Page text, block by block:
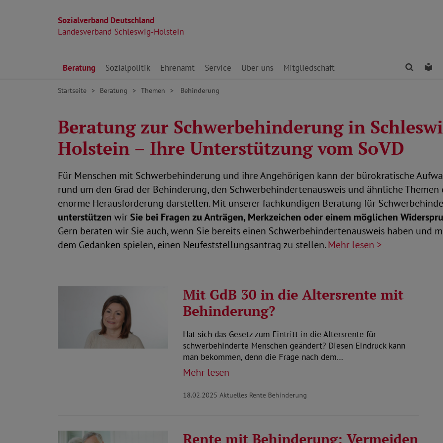
Sozialverband Deutschland
Landesverband Schleswig-Holstein
Direkt zu den Inhalten springen
Beratung Sozialpolitik Ehrenamt Service Über uns Mitgliedschaft Finden
Startseite Beratung Themen Behinderung
Beratung zur Schwerbehinderung in
Holstein – Ihre Unterstützung vom SoVD
Für Menschen mit Schwerbehinderung und ihre Angehörigen kann der bürokratische
rund um den Grad der Behinderung, den Schwerbehindertenausweis und ähnliche Themen
enorme Herausforderung darstellen. Mit unserer fachkundigen Beratung für
unterstützen wir Sie bei Fragen zu Anträgen, Merkzeichen oder einem möglichen
Gern beraten wir Sie auch, wenn Sie bereits einen Schwerbehindertenausweis haben und
dem Gedanken spielen, einen Neufeststellungsantrag zu stellen.Mehr lesen >
Mit GdB 30 in die Altersrente mit
Behinderung?
Hat sich das Gesetz zum Eintritt in die Altersrente für
schwerbehinderte Menschen geändert? Diesen Eindruck kann
man bekommen, denn die Frage nach dem…
Mehr lesen
18.02.2025Aktuelles Rente Behinderung
Rente mit Behinderung: Vermeiden